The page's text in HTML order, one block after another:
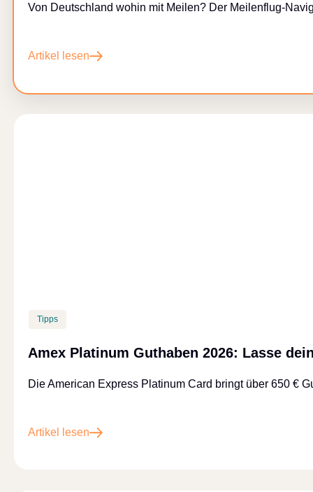
Von Deutschland wohin mit Meilen? Der Meilenflug-
Artikel lesen
Tipps
Amex Platinum Guthaben 2026: Lasse
Die American Express Platinum Card bringt über 650 €
Artikel lesen